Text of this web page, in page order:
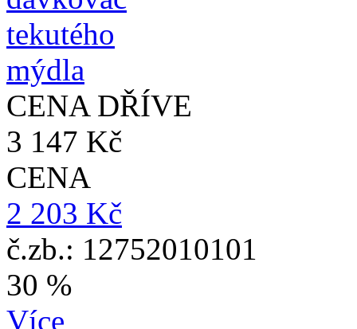
CENA DŘÍVE
3 147 Kč
CENA
2 203 Kč
č.zb.: 12752010101
30 %
Více